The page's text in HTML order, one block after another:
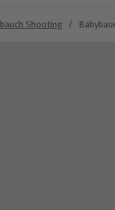
Shooting /